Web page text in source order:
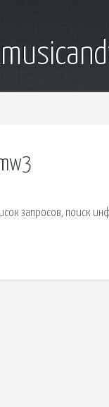
запросов, поиск